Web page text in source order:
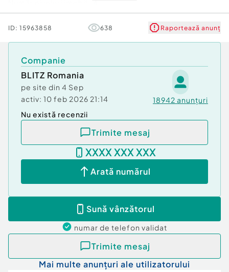
Mobilat/Utilat 3
Comfort
ID: 15963858 638 Raportează anunț
Companie
BLITZ Romania
pe site din 4 Sep
activ: 10 feb 2026 21:14 18942 anunțuri
Nu există recenzii
Trimite mesaj
XXXX XXX XXX
Arată numărul
Sună vânzătorul
numar de telefon validat
Trimite mesaj
Mai multe anunțuri ale utilizatorului